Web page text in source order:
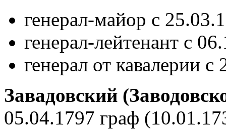
генерал-майор с
генерал-лейтенант с
генерал от кавалерии с
Завадовский
05.04.1797 граф